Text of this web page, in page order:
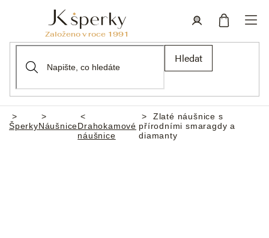
Hledat
Domů
ŠperkyNáušniceDrahokamové
náušnice
Zlaté náušnice s
přírodními smaragdy a
diamanty